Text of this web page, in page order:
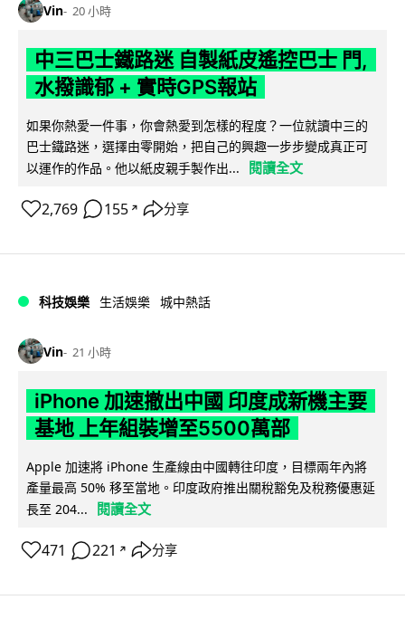
Vin 20 小時
中三巴士鐵路迷 自製紙皮遙控巴士 門,
水撥識郁 + 實時GPS報站
如果你熱愛一件事，你會熱愛到怎樣的程度？一位就讀中三的
巴士鐵路迷，選擇由零開始，把自己的興趣一步步變成真正可
以運作的作品。他以紙皮親手製作出...
閱讀全文
2,769 155 ↗ 分享
科技娛樂 生活娛樂 城中熱話
Vin 21 小時
iPhone 加速撤出中國 印度成新機主要
基地 上年組裝增至5500萬部
Apple 加速將 iPhone 生產線由中國轉往印度，目標兩年內將
產量最高 50% 移至當地。印度政府推出關稅豁免及稅務優惠延
長至 204...
閱讀全文
471 221 ↗ 分享